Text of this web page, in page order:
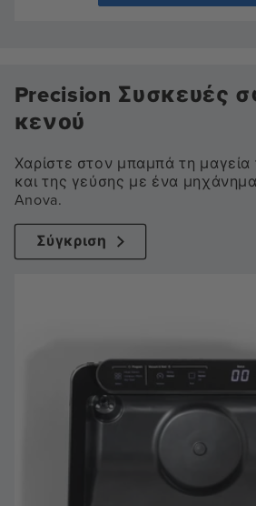
Precision Συσκευές
κενού
Χαρίστε στον μπαμπά τη
και της γεύσης με ένα
Anova.
Σύγκριση